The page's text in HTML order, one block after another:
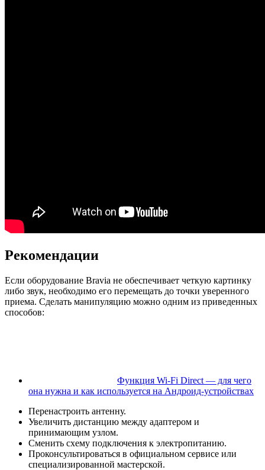
Рекомендации
Если оборудование Bravia не обеспечивает четкую картинку
либо звук, необходимо его перемещать до точки уверенного
приема. Сделать манипуляцию можно одним из приведенных
способов:
Функция Wi-Fi Direct — для чего
она нужна и как используется на Андроид-устройствах
Перенастроить антенну.
Увеличить дистанцию между адаптером и
принимающим узлом.
Сменить схему подключения к электропитанию.
Проконсультироваться в официальном сервисе или
специализированной мастерской.